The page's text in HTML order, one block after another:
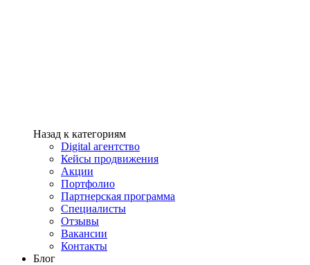
Назад к категориям
Digital агентство
Кейсы продвижения
Акции
Портфолио
Партнерская программа
Специалисты
Отзывы
Вакансии
Контакты
Блог